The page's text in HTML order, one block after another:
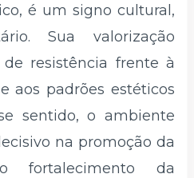
é um signo cultural,
Sua valorização
resistência frente à
aos padrões estéticos
sentido, o ambiente
na promoção da
fortalecimento da